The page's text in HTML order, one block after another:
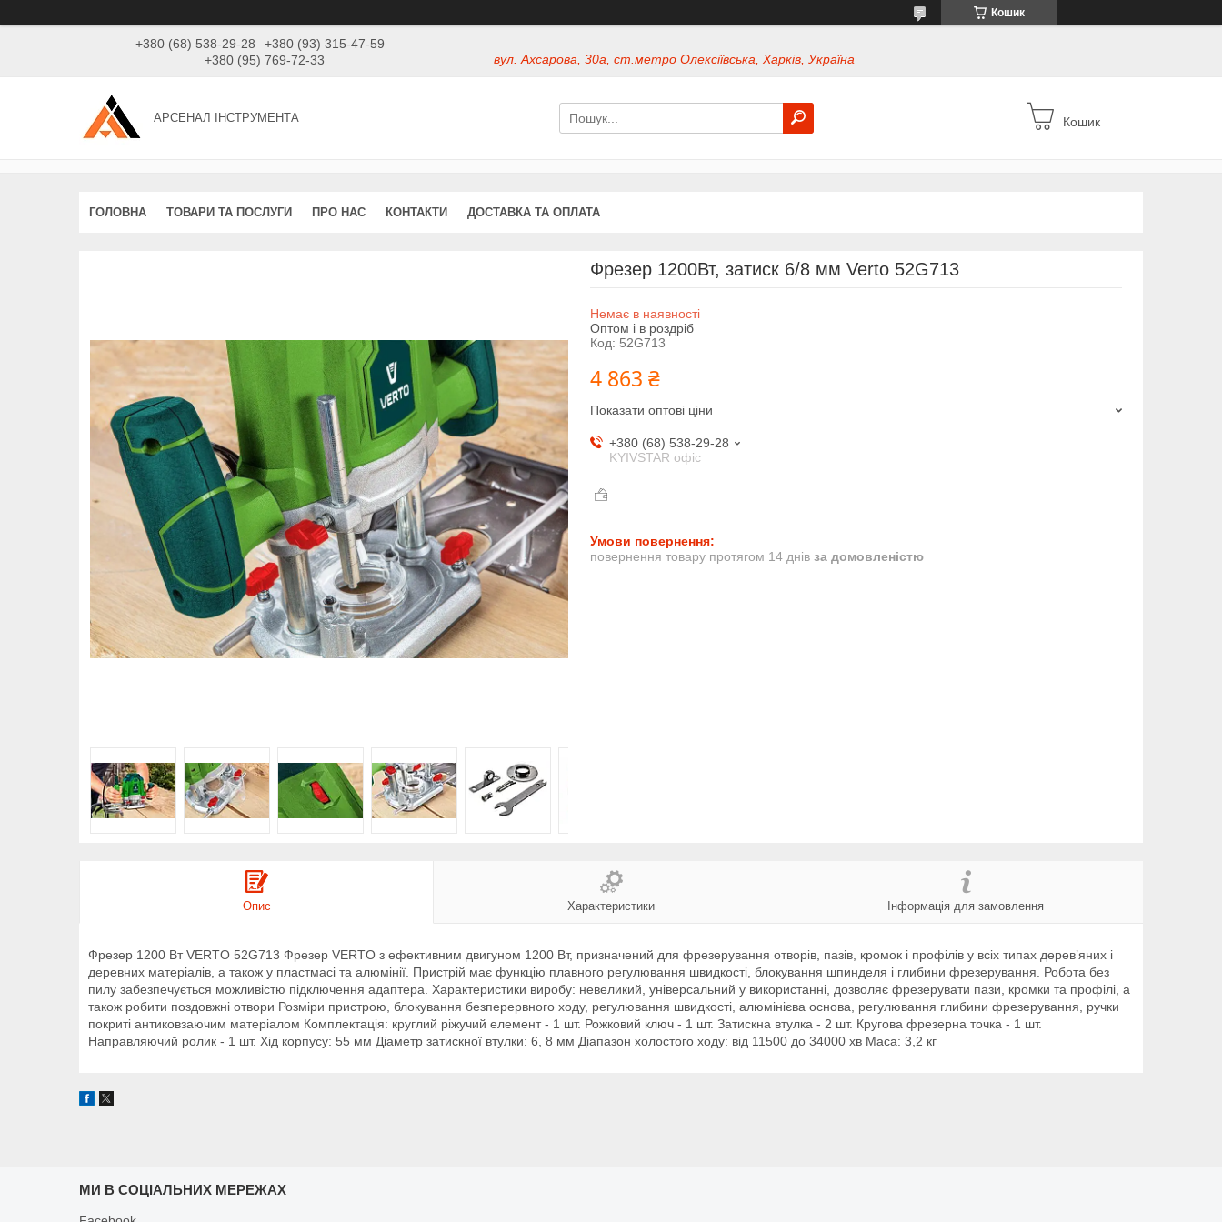
Кошик
+380 (68) 538-29-28
+380 (93) 315-47-59
+380 (95) 769-72-33
вул. Ахсарова, 30а, ст.метро Олексіївська, Харків, Україна
АРСЕНАЛ ІНСТРУМЕНТА Кошик
ГОЛОВНА ТОВАРИ ТА ПОСЛУГИ ПРО НАС КОНТАКТИ ДОСТАВКА ТА ОПЛАТА
Фрезер 1200Вт, затиск 6/8 мм Verto 52G713
Немає в наявності
Оптом і в роздріб
Код: 52G713
4 863 ₴
Показати оптові ціни
+380 (68) 538-29-28
KYIVSTAR офіс
повернення товару протягом 14 днів за домовленістю
Опис Характеристики Інформація для замовлення
Фрезер 1200 Вт VERTO 52G713 Фрезер VERTO з ефективним двигуном 1200 Вт, призначений для фрезерування отворів, пазів, кромок і профілів у всіх типах дерев’яних і
деревних матеріалів, а також у пластмасі та алюмінії. Пристрій має функцію плавного регулювання швидкості, блокування шпинделя і глибини фрезерування. Робота без
пилу забезпечується можливістю підключення адаптера. Характеристики виробу: невеликий, універсальний у використанні, дозволяє фрезерувати пази, кромки та профілі, а
також робити поздовжні отвори Розміри пристрою, блокування безперервного ходу, регулювання швидкості, алюмінієва основа, регулювання глибини фрезерування, ручки
покриті антиковзаючим матеріалом Комплектація: круглий ріжучий елемент - 1 шт. Рожковий ключ - 1 шт. Затискна втулка - 2 шт. Кругова фрезерна точка - 1 шт.
Направляючий ролик - 1 шт. Хід корпусу: 55 мм Діаметр затискної втулки: 6, 8 мм Діапазон холостого ходу: від 11500 до 34000 хв Маса: 3,2 кг
МИ В СОЦІАЛЬНИХ МЕРЕЖАХ